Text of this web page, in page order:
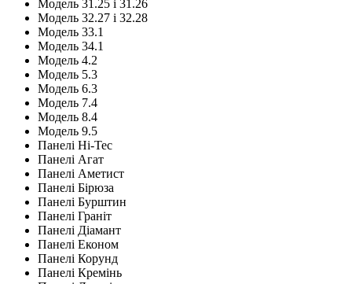
Модель 31.25 і 31.26
Модель 32.27 і 32.28
Модель 33.1
Модель 34.1
Модель 4.2
Модель 5.3
Модель 6.3
Модель 7.4
Модель 8.4
Модель 9.5
Панелі Hi-Tec
Панелі Агат
Панелі Аметист
Панелі Бірюза
Панелі Бурштин
Панелі Граніт
Панелі Діамант
Панелі Економ
Панелі Корунд
Панелі Кремінь